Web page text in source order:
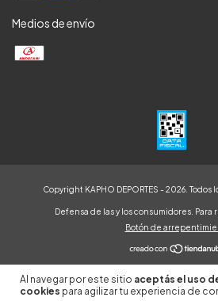
Al navegar por este sitio aceptás el uso
cookies para agilizar tu experiencia de
Medios de envío
Copyright KAPHO DEPORTES - 2026. Todos
Defensa de las y los consumidores. Para
Botón de